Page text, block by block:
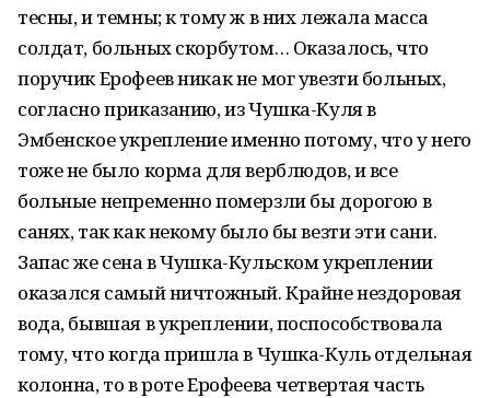
тесны, и темны; к тому ж в них лежала масса
солдат, больных скорбутом… Оказалось, что
поручик Ерофеев никак не мог увезти больных,
согласно приказанию, из Чушка-Куля в
Эмбенское укрепление именно потому, что у него
тоже не было корма для верблюдов, и все
больные непременно померзли бы дорогою в
санях, так как некому было бы везти эти сани.
Запас же сена в Чушка-Кульском укреплении
оказался самый ничтожный. Крайне нездоровая
вода, бывшая в укреплении, поспособствовала
тому, что когда пришла в Чушка-Куль отдельная
колонна, то в роте Ерофеева четвертая часть